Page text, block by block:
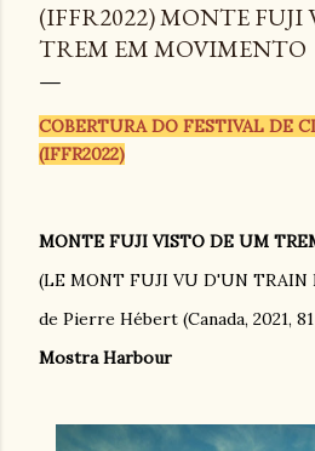
(IFFR2022) MONTE FUJI
TREM EM MOVIMENTO
COBERTURA DO FESTIVAL DE
(IFFR2022)
MONTE FUJI VISTO DE UM
(LE MONT FUJI VU D'UN TRAIN
de Pierre Hébert (Canada, 2021,
Mostra Harbour